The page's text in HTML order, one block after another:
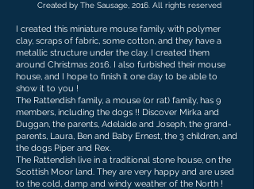
Created by The Sausage, 2016. All rights reserved
I created this miniature mouse family, with polymer
clay, scraps of fabric, some cotton, and they have a
metallic structure under the clay. I created them
around Christmas 2016. I also furbished their mouse
house, and I hope to finish it one day to be able to
show it to you !
The Rattendish family, a mouse (or rat) family, has 9
members, including the dogs !! Discover Mirka and
Duggan, the parents, Adelaide and Joseph, the grand-
parents, Laura, Ben and Baby Ernest, the 3 children, and
the dogs Piper and Rex.
The Rattendish live in a traditional stone house, on the
Scottish Moor land. They are very happy and are used
to the cold, damp and windy weather of the North !